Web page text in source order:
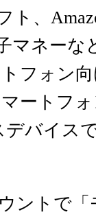
ト、
マネー
フォン
ートフ
デバイス
ントで「